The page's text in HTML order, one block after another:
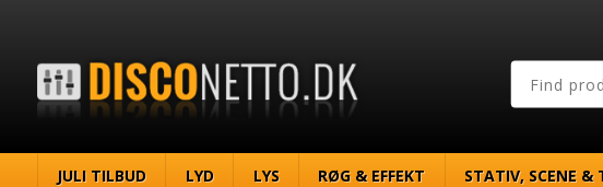
JULI TILBUD LYD LYS RØG & EFFEKT STATIV, SCENE &